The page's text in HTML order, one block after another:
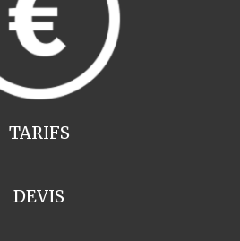
TARIFS
DEVIS